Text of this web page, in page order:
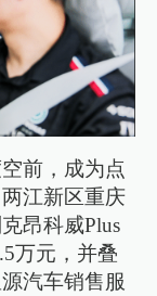
前，成为点
江新区重庆
昂科威Plus
万元，并叠
汽车销售服